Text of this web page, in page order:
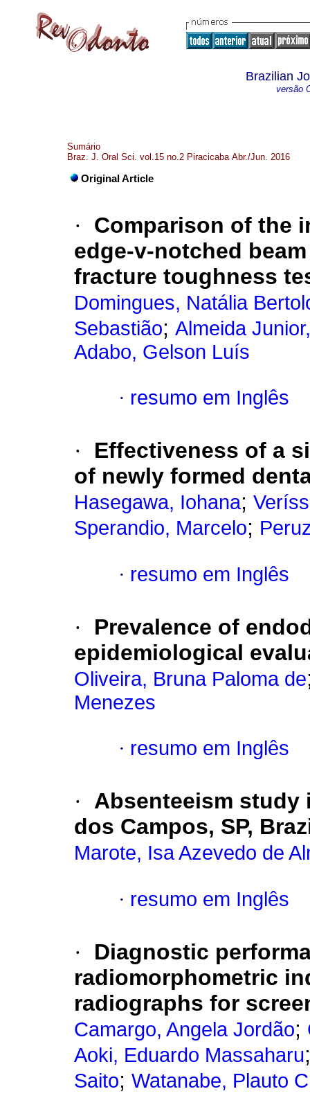
Brazilian
versão
Sumário
Braz. J. Oral Sci. vol.15 no.2 Piracicaba Abr./Jun. 2016
Original Article
·
Comparison of the
edge-v-notched
fracture toughness
Domingues, Natália
Sebastião; Almeida
Adabo, Gelson Luís
· resumo em Inglês
·
Effectiveness of a
of newly formed
Hasegawa, Iohana;
Sperandio, Marcelo;
· resumo em Inglês
·
Prevalence of
epidemiological
Oliveira, Bruna Paloma de
Menezes
· resumo em Inglês
·
Absenteeism study
dos Campos, SP,
Marote, Isa Azevedo de
· resumo em Inglês
·
Diagnostic
radiomorphometric
radiographs for
Camargo, Angela Jordão;
Aoki, Eduardo Massaharu
Saito; Watanabe, Plauto